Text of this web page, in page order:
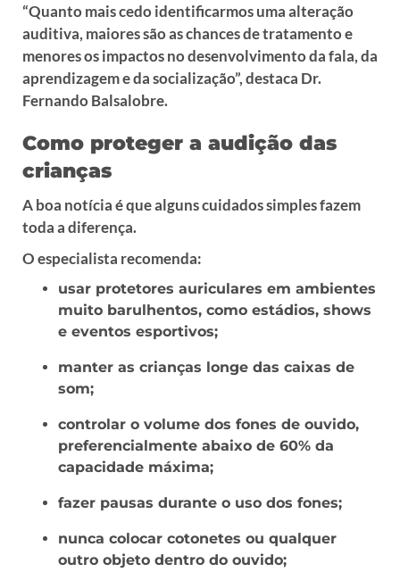
“Quanto mais cedo identificarmos uma alteração
auditiva, maiores são as chances de tratamento e
menores os impactos no desenvolvimento da fala, da
aprendizagem e da socialização”, destaca Dr.
Fernando Balsalobre.
Como proteger a audição das
crianças
A boa notícia é que alguns cuidados simples fazem
toda a diferença.
O especialista recomenda:
usar protetores auriculares em ambientes
muito barulhentos, como estádios, shows
e eventos esportivos;
manter as crianças longe das caixas de
som;
controlar o volume dos fones de ouvido,
preferencialmente abaixo de 60% da
capacidade máxima;
fazer pausas durante o uso dos fones;
nunca colocar cotonetes ou qualquer
outro objeto dentro do ouvido;